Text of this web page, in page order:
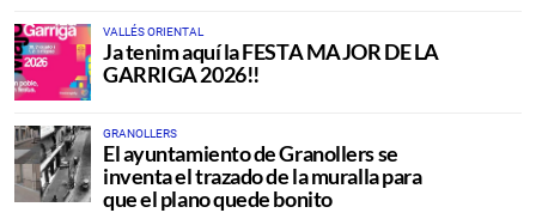
VALLÉS ORIENTAL
Ja tenim aquí la FESTA MAJOR DE LA
GARRIGA 2026!!
GRANOLLERS
El ayuntamiento de Granollers se
inventa el trazado de la muralla para
que el plano quede bonito